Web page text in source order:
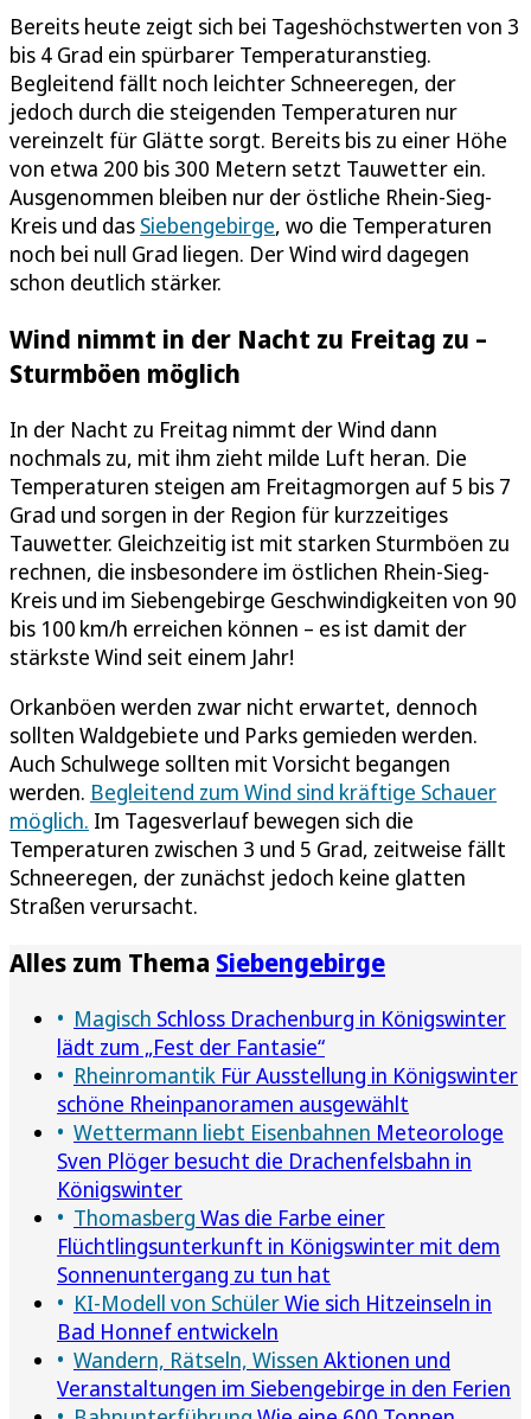
Bereits heute zeigt sich bei Tageshöchstwerten von 3
bis 4 Grad ein spürbarer Temperaturanstieg.
Begleitend fällt noch leichter Schneeregen, der
jedoch durch die steigenden Temperaturen nur
vereinzelt für Glätte sorgt. Bereits bis zu einer Höhe
von etwa 200 bis 300 Metern setzt Tauwetter ein.
Ausgenommen bleiben nur der östliche Rhein-Sieg-
Kreis und das Siebengebirge, wo die Temperaturen
noch bei null Grad liegen. Der Wind wird dagegen
schon deutlich stärker.
Wind nimmt in der Nacht zu Freitag zu –
Sturmböen möglich
In der Nacht zu Freitag nimmt der Wind dann
nochmals zu, mit ihm zieht milde Luft heran. Die
Temperaturen steigen am Freitagmorgen auf 5 bis 7
Grad und sorgen in der Region für kurzzeitiges
Tauwetter. Gleichzeitig ist mit starken Sturmböen zu
rechnen, die insbesondere im östlichen Rhein-Sieg-
Kreis und im Siebengebirge Geschwindigkeiten von 90
bis 100 km/h erreichen können – es ist damit der
stärkste Wind seit einem Jahr!
Orkanböen werden zwar nicht erwartet, dennoch
sollten Waldgebiete und Parks gemieden werden.
Auch Schulwege sollten mit Vorsicht begangen
werden. Begleitend zum Wind sind kräftige Schauer
möglich. Im Tagesverlauf bewegen sich die
Temperaturen zwischen 3 und 5 Grad, zeitweise fällt
Schneeregen, der zunächst jedoch keine glatten
Straßen verursacht.
Alles zum Thema Siebengebirge
Magisch Schloss Drachenburg in Königswinter
lädt zum „Fest der Fantasie“
Rheinromantik Für Ausstellung in Königswinter
schöne Rheinpanoramen ausgewählt
Wettermann liebt Eisenbahnen Meteorologe
Sven Plöger besucht die Drachenfelsbahn in
Königswinter
Thomasberg Was die Farbe einer
Flüchtlingsunterkunft in Königswinter mit dem
Sonnenuntergang zu tun hat
KI-Modell von SchülerWie sich Hitzeinseln in
Bad Honnef entwickeln
Wandern, Rätseln, Wissen Aktionen und
Veranstaltungen im Siebengebirge in den Ferien